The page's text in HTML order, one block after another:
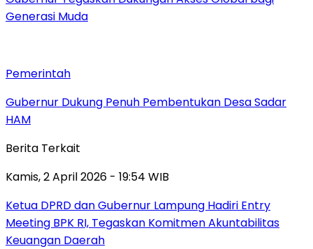
Generasi Muda
Pemerintah
Gubernur Dukung Penuh Pembentukan Desa Sadar
HAM
Berita Terkait
Kamis, 2 April 2026 - 19:54 WIB
Ketua DPRD dan Gubernur Lampung Hadiri Entry
Meeting BPK RI, Tegaskan Komitmen Akuntabilitas
Keuangan Daerah